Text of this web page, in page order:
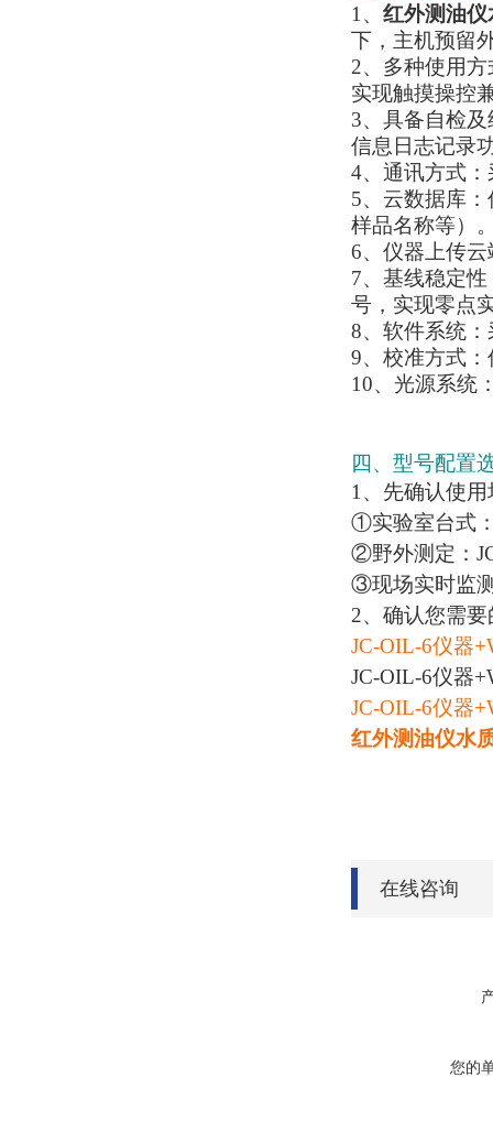
1、 红外测油
下，主机预留
2、多种使用
实现触摸操控
3、具备自检
信息日志记录
4、通讯方式
5、云数据库
样品名称等）
6、仪器上传
7、基线稳定
号，实现零点
8、软件系统
9、校准方式
10、光源系统
四、型号配置
1、先确认使
①实验室台式
②野外测定：
③现场实时监
2、确认您需
JC-OIL-6仪器
JC-OIL-6仪器
JC-OIL-6仪器
红外测油仪水
在线咨询
您的